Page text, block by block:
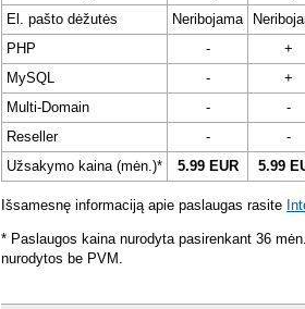
El. pašto dėžutės
Neribojama
PHP
- +
MySQL
- +
Multi-Domain
- -
Reseller
- -
Užsakymo kaina (mėn.)*
5.99 EUR 5.99
Išsamesnę informaciją apie paslaugas rasite
* Paslaugos kaina nurodyta pasirenkant 36
nurodytos be PVM.